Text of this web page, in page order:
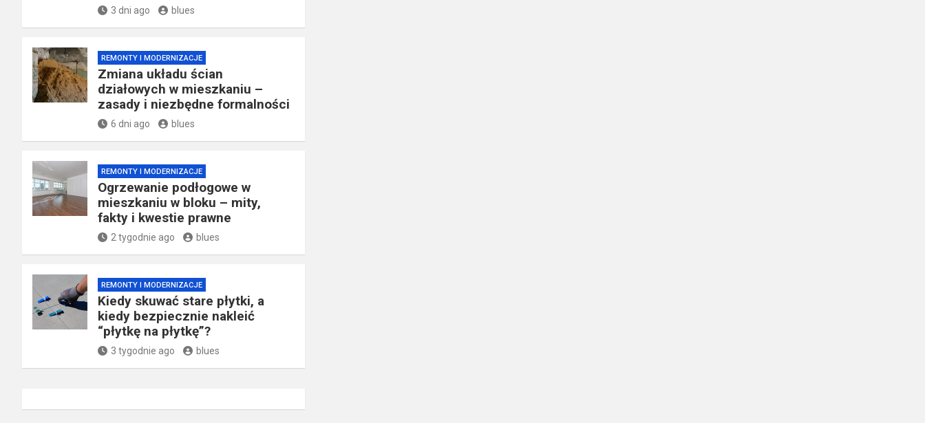
3 dni ago blues
REMONTY I MODERNIZACJE
Zmiana układu ścian
działowych w mieszkaniu –
zasady i niezbędne formalności
6 dni ago blues
REMONTY I MODERNIZACJE
Ogrzewanie podłogowe w
mieszkaniu w bloku – mity,
fakty i kwestie prawne
2 tygodnie ago blues
REMONTY I MODERNIZACJE
Kiedy skuwać stare płytki, a
kiedy bezpiecznie nakleić
“płytkę na płytkę”?
3 tygodnie ago blues